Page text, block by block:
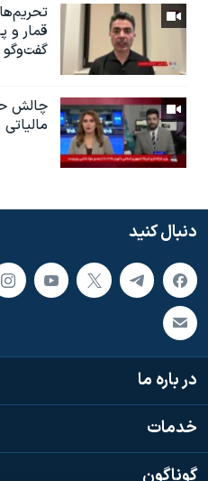
قمار و
گفت‌وگو
چالش
دنبال کنید
در باره ما
خدمات
گوناگون